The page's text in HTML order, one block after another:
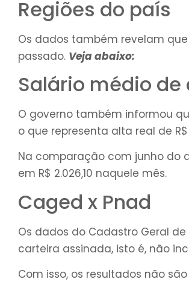
Regiões do país
Os dados também revelam
passado. Veja abaixo:
Salário médio
O governo também informou
o que representa alta real de
Na comparação com junho do
em R$ 2.026,10 naquele mês.
Caged x Pnad
Os dados do Cadastro Geral
carteira assinada, isto é, não
Com isso, os resultados não